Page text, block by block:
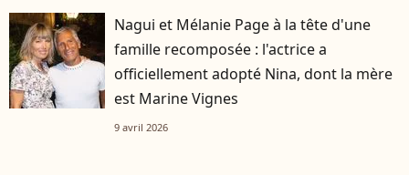
Nagui et Mélanie Page à la tête d'une
famille recomposée : l'actrice a
officiellement adopté Nina, dont la mère
est Marine Vignes
9 avril 2026